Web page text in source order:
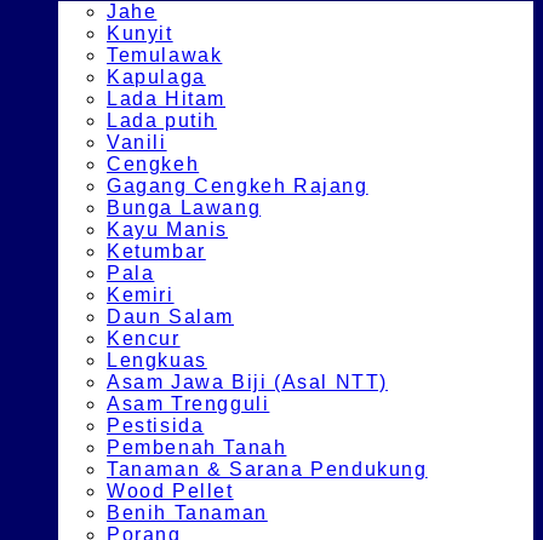
Jahe
Kunyit
Temulawak
Kapulaga
Lada Hitam
Lada putih
Vanili
Cengkeh
Gagang Cengkeh Rajang
Bunga Lawang
Kayu Manis
Ketumbar
Pala
Kemiri
Daun Salam
Kencur
Lengkuas
Asam Jawa Biji (Asal NTT)
Asam Trengguli
Pestisida
Pembenah Tanah
Tanaman & Sarana Pendukung
Wood Pellet
Benih Tanaman
Porang